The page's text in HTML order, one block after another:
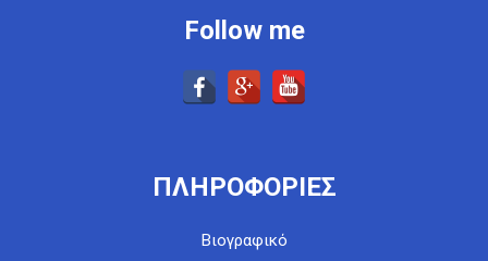
Follow me
ΠΛΗΡΟΦΟΡΙΕΣ
Βιογραφικό